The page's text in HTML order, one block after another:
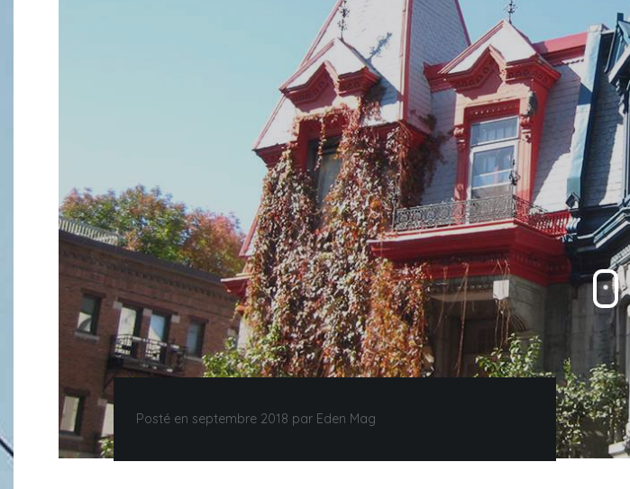
Posté en septembre 2018 par Eden Mag